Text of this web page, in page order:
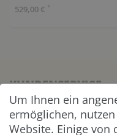
529,00 € *
KUNDENSERVICE
UNTERNEHMEN &
Um Ihnen ein
ermöglichen,
Website. Einige von